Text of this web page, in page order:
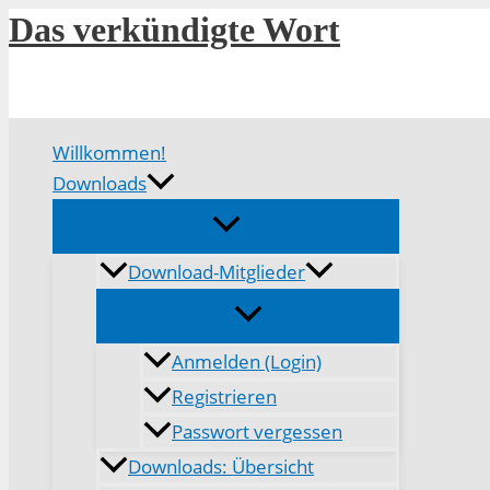
Zum
Inhalt
Das verkündigte Wort
Willkommen!
Downloads
Download-Mitglieder
Anmelden (Login)
Registrieren
Passwort vergessen
Downloads: Übersicht